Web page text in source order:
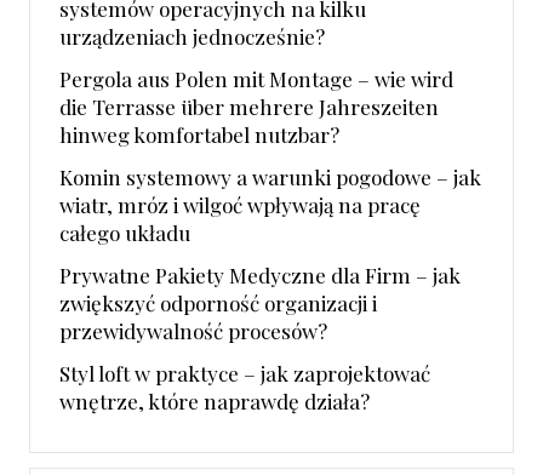
systemów operacyjnych na kilku
urządzeniach jednocześnie?
Pergola aus Polen mit Montage – wie wird
die Terrasse über mehrere Jahreszeiten
hinweg komfortabel nutzbar?
Komin systemowy a warunki pogodowe – jak
wiatr, mróz i wilgoć wpływają na pracę
całego układu
Prywatne Pakiety Medyczne dla Firm – jak
zwiększyć odporność organizacji i
przewidywalność procesów?
Styl loft w praktyce – jak zaprojektować
wnętrze, które naprawdę działa?